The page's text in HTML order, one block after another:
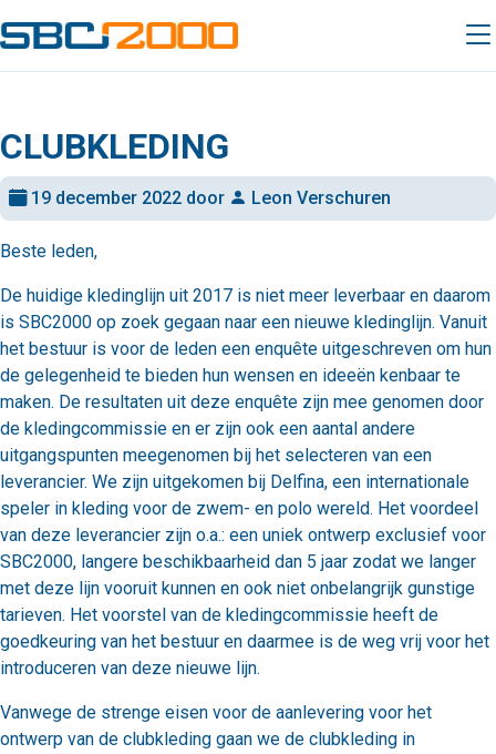
CLUBKLEDING
19 december 2022 door Leon Verschuren
Beste leden,
De huidige kledinglijn uit 2017 is niet meer leverbaar en daarom
is SBC2000 op zoek gegaan naar een nieuwe kledinglijn. Vanuit
het bestuur is voor de leden een enquête uitgeschreven om hun
de gelegenheid te bieden hun wensen en ideeën kenbaar te
maken. De resultaten uit deze enquête zijn mee genomen door
de kledingcommissie en er zijn ook een aantal andere
uitgangspunten meegenomen bij het selecteren van een
leverancier. We zijn uitgekomen bij Delfina, een internationale
speler in kleding voor de zwem- en polo wereld. Het voordeel
van deze leverancier zijn o.a.: een uniek ontwerp exclusief voor
SBC2000, langere beschikbaarheid dan 5 jaar zodat we langer
met deze lijn vooruit kunnen en ook niet onbelangrijk gunstige
tarieven. Het voorstel van de kledingcommissie heeft de
goedkeuring van het bestuur en daarmee is de weg vrij voor het
introduceren van deze nieuwe lijn.
Vanwege de strenge eisen voor de aanlevering voor het
ontwerp van de clubkleding gaan we de clubkleding in